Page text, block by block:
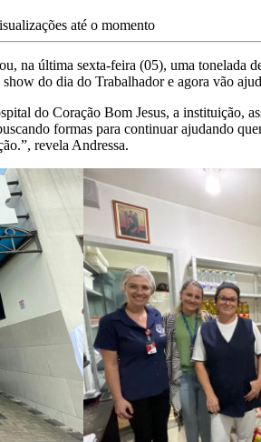
até o momento
na última sexta-feira (05), uma
do dia do Trabalhador e agora vão
do Coração Bom Jesus, a
formas para continuar ajudando
revela Andressa.